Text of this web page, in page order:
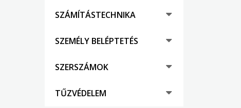
SZÁMÍTÁSTECHNIKA
SZEMÉLY BELÉPTETÉS
SZERSZÁMOK
TŰZVÉDELEM